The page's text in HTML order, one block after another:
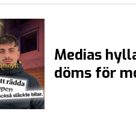
Medias
döms för